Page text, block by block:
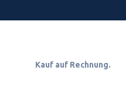
Kauf auf Rechnung.